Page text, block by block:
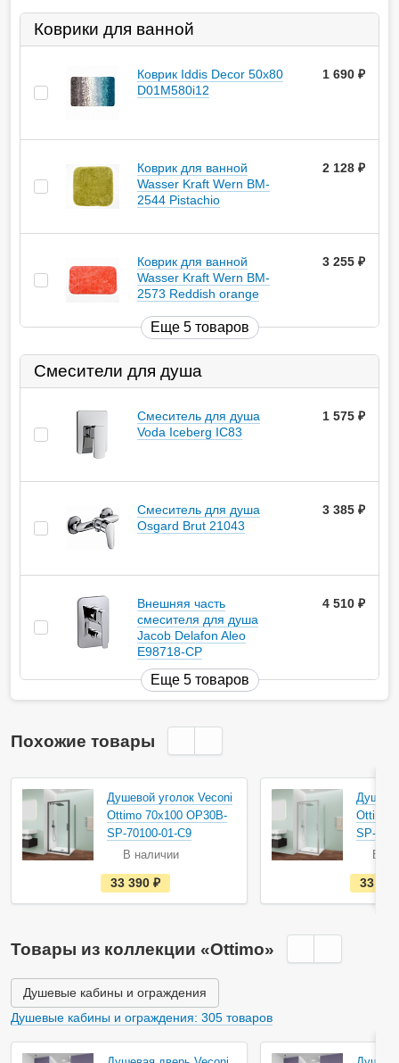
Коврики для ванной
Коврик Iddis Decor 50х80
D01M580i12
1 690
Коврик для ванной
Wasser Kraft Wern BM-
2544 Pistachio
2 128
Коврик для ванной
Wasser Kraft Wern BM-
2573 Reddish orange
3 255
Еще 5 товаров
Смесители для душа
Смеситель для душа
Voda Iceberg IC83
1 575
Смеситель для душа
Osgard Brut 21043
3 385
Внешняя часть
смесителя для душа
Jacob Delafon Aleo
E98718-CP
4 510
Еще 5 товаров
Похожие товары
Душевой уголок Veconi
Ottimo 70х100 OP30B-
SP-70100-01-C9
В наличии
е
с
т
а
и
ч
и
и
33 390
Ottimo
SP-
В
33
Товары из коллекции «Ottimo»
Душевые кабины и ограждения
Душевые кабины и ограждения: 305 товаров